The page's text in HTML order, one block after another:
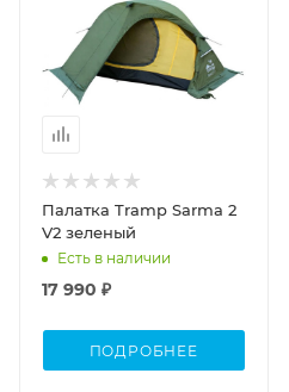
Палатка Tramp Sarma 2
V2 зеленый
Есть в наличии
17 990 ₽
ПОДРОБНЕЕ